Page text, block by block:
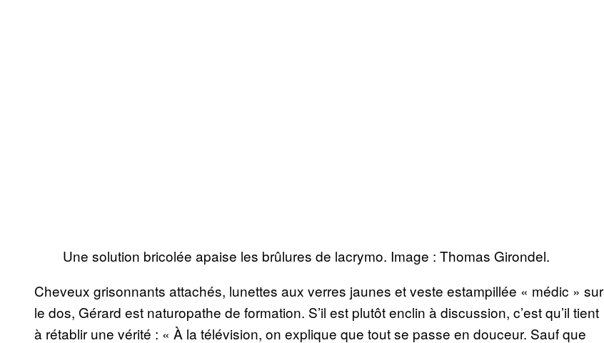
Une solution bricolée apaise les brûlures de lacrymo. Image : Thomas Girondel.
Cheveux grisonnants attachés, lunettes aux verres jaunes et veste estampillée « médic » sur
le dos, Gérard est naturopathe de formation. S’il est plutôt enclin à discussion, c’est qu’il tient
à rétablir une vérité : « À la télévision, on explique que tout se passe en douceur. Sauf que